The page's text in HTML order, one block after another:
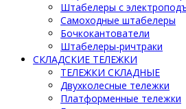
Штабелеры с
Самоходные штабелеры
Бочкокантователи
Штабелеры-ричтраки
СКЛАДСКИЕ ТЕЛЕЖКИ
ТЕЛЕЖКИ СКЛАДНЫЕ
Двухколесные тележки
Платформенные тележки